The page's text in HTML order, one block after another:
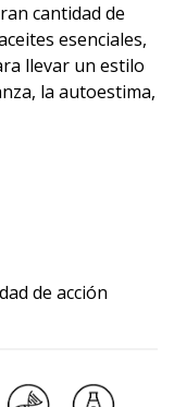
cantidad de
esenciales,
llevar un estilo
la autoestima,
de acción